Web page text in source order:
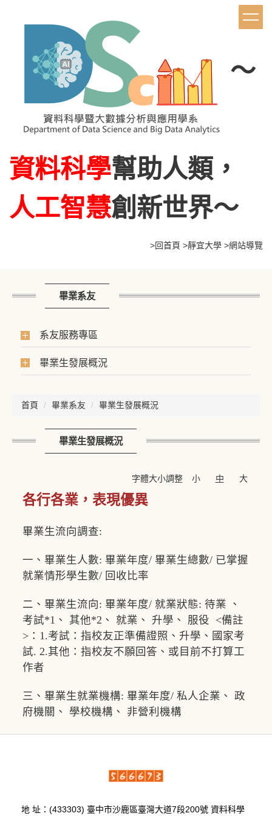
～
資料科學幫助人類，
人工智慧創新世界～
>回首頁 >靜宜大學 >網站導覽
畢業系友
系友服務專區
畢業生發展概況
首頁 畢業系友 畢業生發展概況
畢業生發展概況
字體大小調整 小 中 大
各行各業，表現優異
畢業生流向調查:
一、畢業生人數: 畢業年度/ 畢業生總數/ 已掌握
就業情形學生數/ 回收比率
二、畢業生流向: 畢業年度/ 就業狀態: 待業 、
考試*1、 其他*2、 就業、 升學、 服役 <備註
>：1.考試：指校友正準備證照、升學、國家考
試. 2.其他：指校友不願回答、或目前不打算工
作者
三、畢業生就業機構: 畢業年度/ 私人企業、 政
府機關、 學校機構、 非營利機構
地 址：(433303) 臺中市沙鹿區臺灣大道7段200號 資料科學